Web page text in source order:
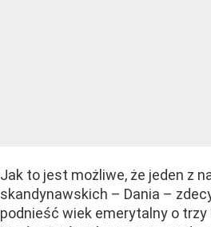
Jak to jest możliwe, że jeden z
skandynawskich – Dania –
podnieść wiek emerytalny o trzy